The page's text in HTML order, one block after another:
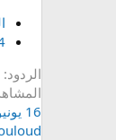
14
الردود
16 يونيو 2021